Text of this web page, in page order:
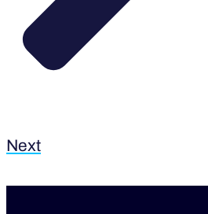
Next